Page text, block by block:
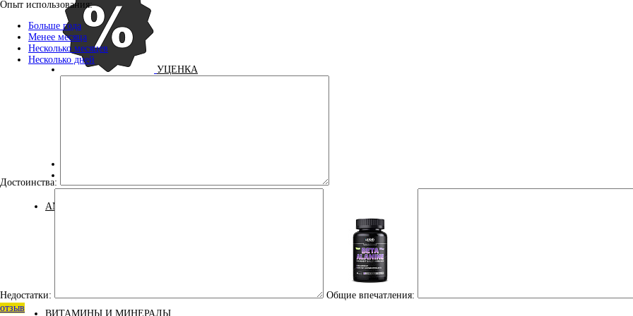
УЦЕНКА
АМИНОКИСЛОТЫ
Bcaa
Аминокислоты
Аргинин (l-arginine) Бета-аланин
ВИТАМИНЫ И МИНЕРАЛЫ
Опыт использования:
Больше года
Менее месяца
Несколько месяцев
Несколько дней
Достоинства:
Недостатки: Общие впечатления:
отзыв